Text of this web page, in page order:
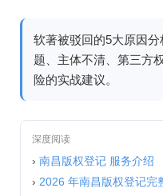
软著被驳回的5大原因
题、主体不清、第三方
险的实战建议。
深度阅读
› 南昌版权登记 服务介绍
› 2026 年南昌版权登记完